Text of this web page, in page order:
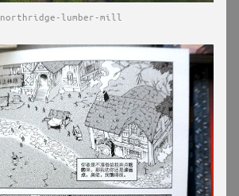
northridge-lumber-mill